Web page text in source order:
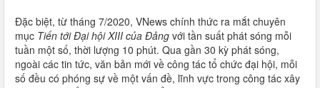
Đặc biệt, từ tháng 7/2020, VNews chính thức ra mắt chuyên
mục Tiến tới Đại hội XIII của Đảng với tần suất phát sóng mỗi
tuần một số, thời lượng 10 phút. Qua gần 30 kỳ phát sóng,
ngoài các tin tức, văn bản mới về công tác tổ chức đại hội, mỗi
số đều có phóng sự về một vấn đề, lĩnh vực trong công tác xây